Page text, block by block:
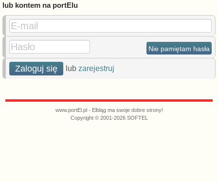
lub kontem na portElu
E-mail
Hasło
Nie pamiętam hasła
Zaloguj się lub zarejestruj
www.portEl.pl - Elbląg ma swoje dobre strony!
Copyright © 2001-2026 SOFTEL